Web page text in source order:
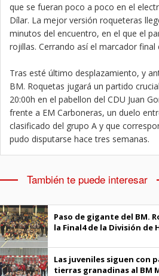
que se fueran poco a poco en el
Dílar. La mejor versión roqueteras
minutos del encuentro, en el que el
rojillas. Cerrando así el marcador final
Tras esté último desplazamiento, y
BM. Roquetas jugará un partido
20:00h en el pabellon del CDU Juan
frente a EM Carboneras, un duelo
clasificado del grupo A y que
pudo disputarse hace tres semanas.
También te puede interesar
Paso de gigante del BM.
la Final4 de la División de
Las juveniles siguen con
tierras granadinas al BM